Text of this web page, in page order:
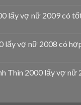
lấy vợ nữ 2009 có
lấy vợ nữ 2008 có
Thìn 2000 lấy vợ